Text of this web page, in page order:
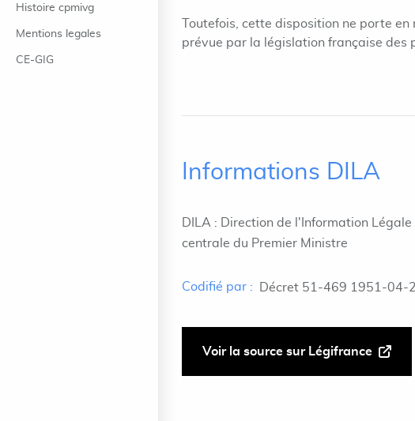
Histoire cpmivg
Mentions legales
CE-GIG
Toutefois, cette disposition ne porte
prévue par la législation française des
Informations DILA
DILA : Direction de l'Information
centrale du Premier Ministre
Codifié par : Décret 51-469 1951-04-
Voir la source sur Légifrance